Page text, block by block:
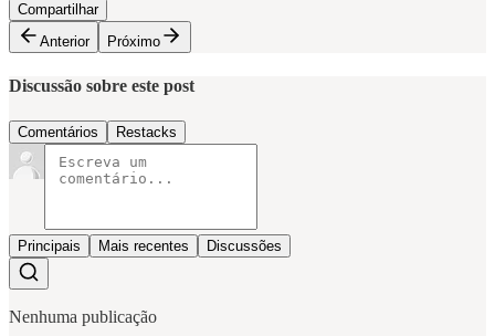
Compartilhar
Anterior
Próximo
Discussão sobre este post
Comentários Restacks
Principais Mais recentes Discussões
Nenhuma publicação